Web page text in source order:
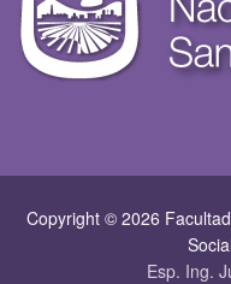
Copyright © 2026
Esp. Ing.